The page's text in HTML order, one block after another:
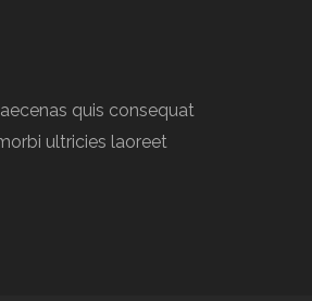
quis consequat
ultricies laoreet